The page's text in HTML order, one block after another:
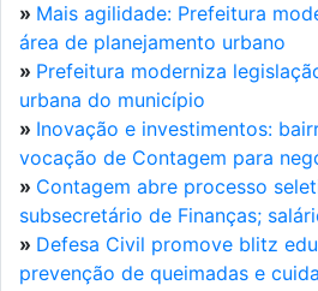
» Mais agilidade: Prefeitura
área de planejamento urbano
» Prefeitura moderniza
urbana do município
» Inovação e investimentos:
vocação de Contagem para
» Contagem abre processo
subsecretário de Finanças;
» Defesa Civil promove blitz
prevenção de queimadas e